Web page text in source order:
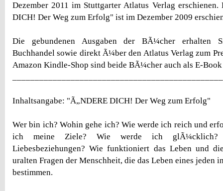
Dezember 2011 im Stuttgarter Atlatus Verlag erschienen.
DICH! Der Weg zum Erfolg" ist im Dezember 2009
Die gebundenen Ausgaben der BÃ¼cher erhalten
Buchhandel sowie direkt Ã¼ber den Atlatus Verlag zum
Amazon Kindle-Shop sind beide BÃ¼cher auch als E-
Inhaltsangabe: "Ã„NDERE DICH! Der Weg zum Erfolg"
Wer bin ich? Wohin gehe ich? Wie werde ich reich und
ich meine Ziele? Wie werde ich glÃ¼cklich?
Liebesbeziehungen? Wie funktioniert das Leben und
uralten Fragen der Menschheit, die das Leben eines jeden
bestimmen.